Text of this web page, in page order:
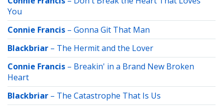
You
Connie Francis – Gonna Git That Man
Blackbriar – The Hermit and the Lover
Connie Francis – Breakin' in a Brand New Broken
Heart
Blackbriar – The Catastrophe That Is Us